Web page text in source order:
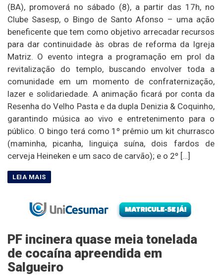
(BA), promoverá no sábado (8), a partir das 17h, no
Clube Sasesp, o Bingo de Santo Afonso – uma ação
beneficente que tem como objetivo arrecadar recursos
para dar continuidade às obras de reforma da Igreja
Matriz. O evento integra a programação em prol da
revitalização do templo, buscando envolver toda a
comunidade em um momento de confraternização,
lazer e solidariedade. A animação ficará por conta da
Resenha do Velho Pasta e da dupla Denizia & Coquinho,
garantindo música ao vivo e entretenimento para o
público. O bingo terá como 1º prêmio um kit churrasco
(maminha, picanha, linguiça suína, dois fardos de
cerveja Heineken e um saco de carvão); e o 2º […]
PF incinera quase meia tonelada
de cocaína apreendida em
Salgueiro